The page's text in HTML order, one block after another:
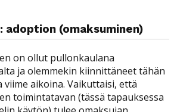
adoption (omaksuminen)
on ollut pullonkaulana
ja olemmekin kiinnittäneet tähän
aikoina. Vaikuttaisi, että
toimintatavan (tässä tapauksessa